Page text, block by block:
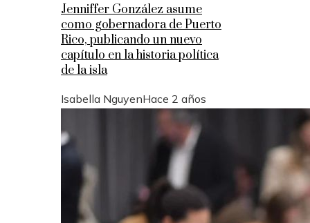
Jenniffer González asume
como gobernadora de Puerto
Rico, publicando un nuevo
capítulo en la historia política
de la isla
Isabella NguyenHace 2 años